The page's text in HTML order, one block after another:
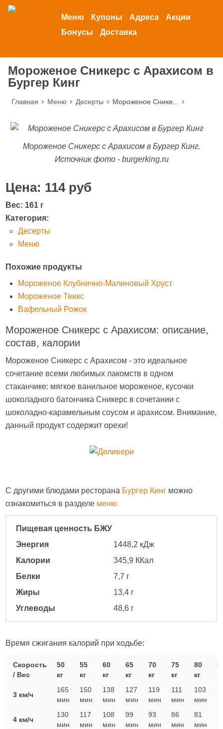
Меню Купоны Адреса
Акции
Бонусы
Доставка
Мороженое Сникерс с Арахисом в
Бургер Кинг
Главная Меню Десерты Мороженое Снике...
Мороженое Сникерс с Арахисом в Бургер Кинг.
Источник фото - burgerking.ru
Цена: 114 руб
Вес: 161 г
Категория:
Десерты
Меню
Похожие продукты
Мороженое Клубнично-Малиновый Хруст
Мороженое Твикс
Вафельный Рожок
Мороженое Сникерс с Арахисом: описание,
состав, калории
Мороженое Сникерс с Арахисом - это идеальное
сочетание всеми любимых лакомств в одном
стаканчике: мягкое ванильное мороженое, кусочки
шоколадного батончика Сникерс в сочетании с
шоколадно-карамельным соусом и арахисом. Внимание,
данный продукт содержит орехи!
С другими блюдами ресторана Бургер Кинг можно
ознакомиться в разделе меню
Пищевая ценность БЖУ
Энергия
1448,2 кДж
Калории
345,9 ККал
Белки
7,7 г
Жиры
13,4 г
Углеводы
48,6 г
Время сжигания калорий при ходьбе:
Скорость
/ Вес
50
кг
55
кг
60
кг
65
кг
70
кг
75
кг
80
кг
3 км/ч
165
мин
150
мин
138
мин
127
мин
119
мин
111
мин
103
мин
4 км/ч
130
мин
117
мин
108
мин
99
мин
93
мин
86
мин
81
мин